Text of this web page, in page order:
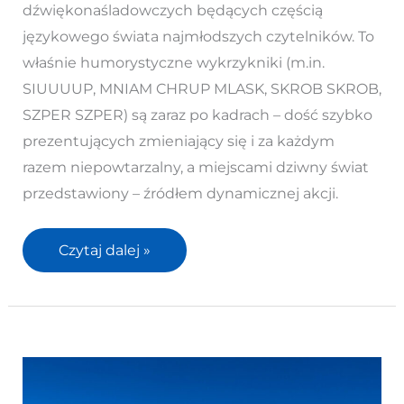
dźwiękonaśladowczych będących częścią
językowego świata najmłodszych czytelników. To
właśnie humorystyczne wykrzykniki (m.in.
SIUUUUP, MNIAM CHRUP MLASK, SKROB SKROB,
SZPER SZPER) są zaraz po kadrach – dość szybko
prezentujących zmieniający się i za każdym
razem niepowtarzalny, a miejscami dziwny świat
przedstawiony – źródłem dynamicznej akcji.
pierwszy
komiks
dla
dzieci
–
recenzja
Czytaj dalej »